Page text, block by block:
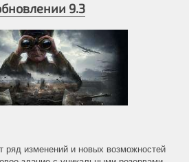
9.3
ряд изменений и новых возможностей